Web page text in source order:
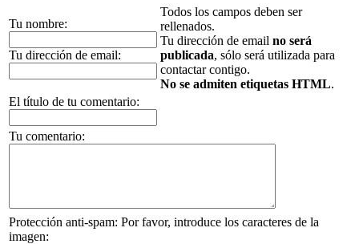
Tu nombre:
Tu dirección de email:
Todos los campos deben ser
rellenados.
Tu dirección de email no será
publicada, sólo será utilizada para
contactar contigo.
No se admiten etiquetas HTML.
El título de tu comentario:
Tu comentario:
Protección anti-spam: Por favor, introduce los caracteres de la
imagen: